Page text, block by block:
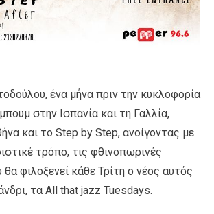
ένα μήνα πριν την κυκλοφορία
στην Ισπανία και τη Γαλλία,
και το Step by Step, ανοίγοντας με
τρόπο, τις φθινοπωρινές
φιλοξενεί κάθε Τρίτη ο νέος αυτός
τα All that jazz Tuesdays.